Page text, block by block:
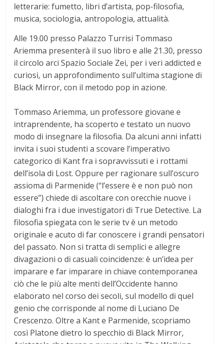
letterarie: fumetto, libri d’artista, pop-filosofia,
musica, sociologia, antropologia, attualità.
Alle 19.00 presso Palazzo Turrisi Tommaso
Ariemma presenterà il suo libro e alle 21.30, presso
il circolo arci Spazio Sociale Zei, per i veri addicted e
curiosi, un approfondimento sull’ultima stagione di
Black Mirror, con il metodo pop in azione.
Tommaso Ariemma, un professore giovane e
intraprendente, ha scoperto e testato un nuovo
modo di insegnare la filosofia. Da alcuni anni infatti
invita i suoi studenti a scovare l’imperativo
categorico di Kant fra i sopravvissuti e i rottami
dell’isola di Lost. Oppure per ragionare sull’oscuro
assioma di Parmenide (“l’essere è e non può non
essere”) chiede di ascoltare con orecchie nuove i
dialoghi fra i due investigatori di True Detective. La
filosofia spiegata con le serie tv è un metodo
originale e acuto di far conoscere i grandi pensatori
del passato. Non si tratta di semplici e allegre
divagazioni o di casuali coincidenze: è un’idea per
imparare e far imparare in chiave contemporanea
ciò che le più alte menti dell’Occidente hanno
elaborato nel corso dei secoli, sul modello di quel
genio che corrisponde al nome di Luciano De
Crescenzo. Oltre a Kant e Parmenide, scopriamo
così Platone dietro lo specchio di Black Mirror,